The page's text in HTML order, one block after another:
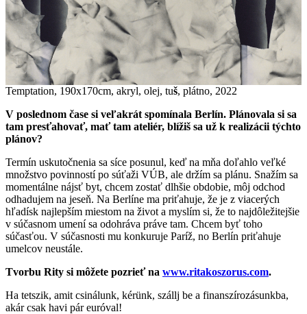
Temptation, 190x170cm, akryl, olej, tuš, plátno, 2022
V poslednom čase si veľakrát spomínala Berlín. Plánovala si sa
tam presťahovať, mať tam ateliér, blížiš sa už k realizácii týchto
plánov?
Termín uskutočnenia sa síce posunul, keď na mňa doľahlo veľké
množstvo povinností po súťaži VÚB, ale držím sa plánu. Snažím sa
momentálne nájsť byt, chcem zostať dlhšie obdobie, môj odchod
odhadujem na jeseň. Na Berlíne ma priťahuje, že je z viacerých
hľadísk najlepším miestom na život a myslím si, že to najdôležitejšie
v súčasnom umení sa odohráva práve tam. Chcem byť toho
súčasťou. V súčasnosti mu konkuruje Paríž, no Berlín priťahuje
umelcov neustále.
Tvorbu Rity si môžete pozrieť na www.ritakoszorus.com.
Ha tetszik, amit csinálunk, kérünk, szállj be a finanszírozásunkba,
akár csak havi pár euróval!